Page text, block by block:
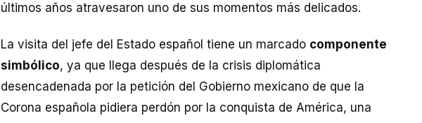
últimos años atravesaron uno de sus momentos más delicados.
La visita del jefe del Estado español tiene un marcado componente
simbólico, ya que llega después de la crisis diplomática
desencadenada por la petición del Gobierno mexicano de que la
Corona española pidiera perdón por la conquista de América, una